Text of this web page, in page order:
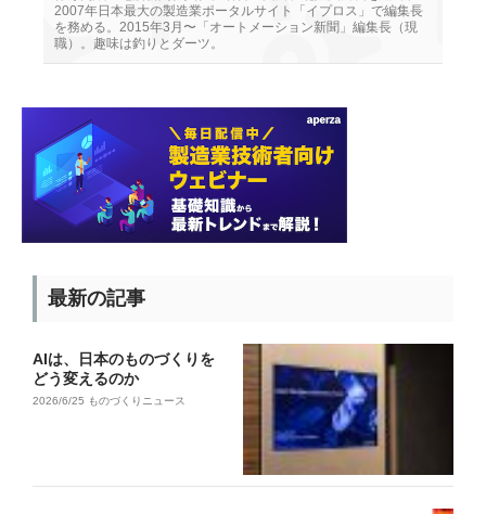
2007年日本最大の製造業ポータルサイト「イプロス」で編集長
を務める。2015年3月〜「オートメーション新聞」編集長（現
職）。趣味は釣りとダーツ。
最新の記事
AIは、日本のものづくりを
どう変えるのか
2026/6/25 ものづくりニュース